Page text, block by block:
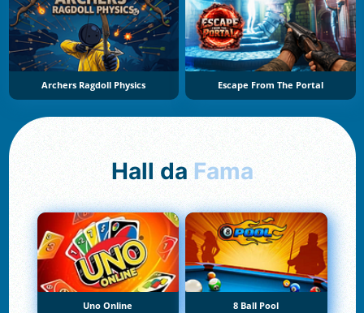
Archers Ragdoll Physics Escape From The Portal
Hall da Fama
Uno Online 8 Ball Pool